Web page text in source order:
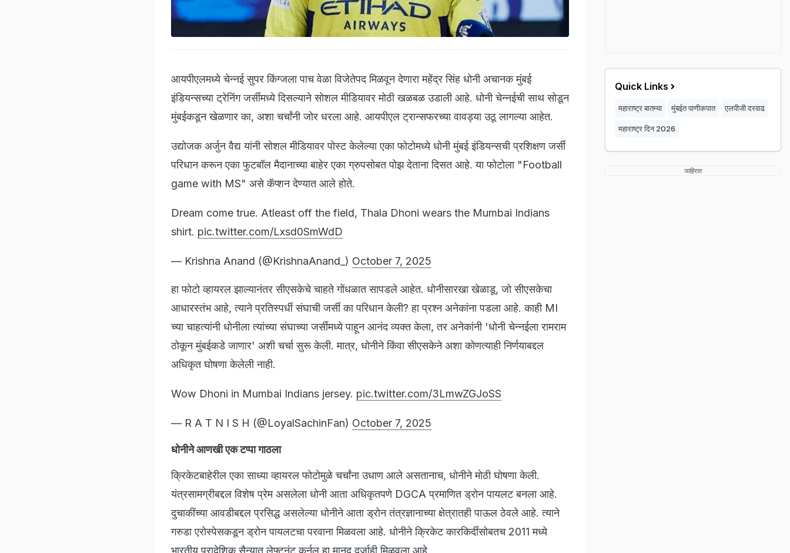
आयपीएलमध्ये चेन्नई सुपर किंग्जला पाच वेळा विजेतेपद मिळवून देणारा महेंद्र सिंह धोनी अचानक मुंबई
इंडियन्सच्या ट्रेनिंग जर्सीमध्ये दिसल्याने सोशल मीडियावर मोठी खळबळ उडाली आहे. धोनी चेन्नईची साथ सोडून
मुंबईकडून खेळणार का, अशा चर्चांनी जोर धरला आहे. आयपीएल ट्रान्सफरच्या वावड्या उठू लागल्या आहेत.
उद्योजक अर्जुन वैद्य यांनी सोशल मीडियावर पोस्ट केलेल्या एका फोटोमध्ये धोनी मुंबई इंडियन्सची प्रशिक्षण जर्सी
परिधान करून एका फुटबॉल मैदानाच्या बाहेर एका ग्रुपसोबत पोझ देताना दिसत आहे. या फोटोला "Football
game with MS" असे कॅप्शन देण्यात आले होते.
Dream come true. Atleast off the field, Thala Dhoni wears the Mumbai Indians
shirt. pic.twitter.com/Lxsd0SmWdD
— Krishna Anand (@KrishnaAnand_) October 7, 2025
हा फोटो व्हायरल झाल्यानंतर सीएसकेचे चाहते गोंधळात सापडले आहेत. धोनीसारखा खेळाडू, जो सीएसकेचा
आधारस्तंभ आहे, त्याने प्रतिस्पर्धी संघाची जर्सी का परिधान केली? हा प्रश्न अनेकांना पडला आहे. काही MI
च्या चाहत्यांनी धोनीला त्यांच्या संघाच्या जर्सीमध्ये पाहून आनंद व्यक्त केला, तर अनेकांनी 'धोनी चेन्नईला रामराम
ठोकून मुंबईकडे जाणार' अशी चर्चा सुरू केली. मात्र, धोनीने किंवा सीएसकेने अशा कोणत्याही निर्णयाबद्दल
अधिकृत घोषणा केलेली नाही.
Wow Dhoni in Mumbai Indians jersey. pic.twitter.com/3LmwZGJoSS
— R A T N I S H (@LoyalSachinFan) October 7, 2025
धोनीने आणखी एक टप्पा गाठला
क्रिकेटबाहेरील एका साध्या व्हायरल फोटोमुळे चर्चांना उधाण आले असतानाच, धोनीने मोठी घोषणा केली.
यंत्रसामग्रीबद्दल विशेष प्रेम असलेला धोनी आता अधिकृतपणे DGCA प्रमाणित ड्रोन पायलट बनला आहे.
दुचाकींच्या आवडीबद्दल प्रसिद्ध असलेल्या धोनीने आता ड्रोन तंत्रज्ञानाच्या क्षेत्रातही पाऊल ठेवले आहे. त्याने
गरुडा एरोस्पेसकडून ड्रोन पायलटचा परवाना मिळवला आहे. धोनीने क्रिकेट कारकिर्दीसोबतच 2011 मध्ये
भारतीय प्रादेशिक सैन्यात लेफ्टनंट कर्नल हा मानद दर्जाही मिळवला आहे.
Quick Links
महाराष्ट्र बातम्या मुंबईत पाणीकपात एलपीजी दरवाढ
महाराष्ट्र दिन 2026
जाहिरात